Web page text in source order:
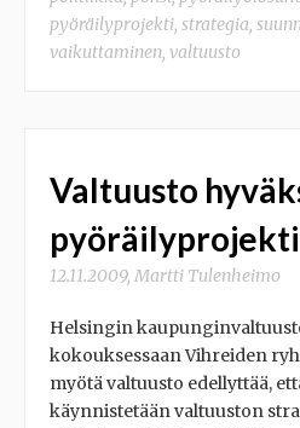
pyöräilyprojekti, strategia,
vaikuttaminen, valtuusto
Valtuusto
12.11.2009, Martti Tulenheimo
Helsingin
kokouksessaan Vihreiden
myötä valtuusto edellyttää,
käynnistetään valtuuston